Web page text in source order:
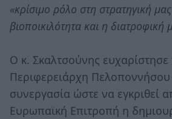
«κρίσιμο ρόλο στη στρατηγική
βιοποικιλότητα και η διατροφική
Ο κ. Σκαλτσούνης ευχαρίστησε
Περιφερειάρχη Πελοποννήσου
συνεργασία ώστε να εγκριθεί
Ευρωπαϊκή Επιτροπή η